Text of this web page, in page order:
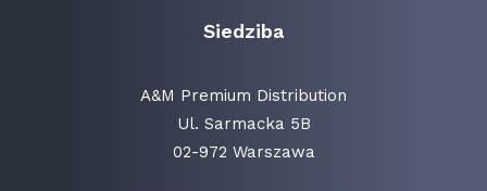
Siedziba
A&M Premium Distribution
Ul. Sarmacka 5B
02-972 Warszawa